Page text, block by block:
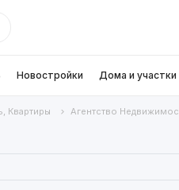
Новостройки Дома и участки
Квартиры Агентство